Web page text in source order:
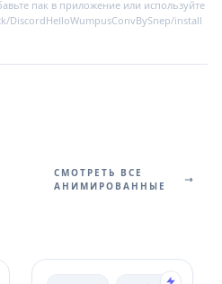
пак в приложение или используйте
DiscordHelloWumpusConvBySnep/install
СМОТРЕТЬ ВСЕ
АНИМИРОВАННЫЕ